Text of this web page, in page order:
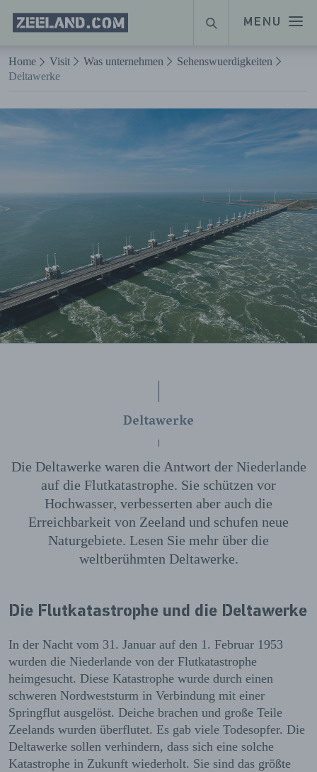
Naar hoofdinhoud
MENU
Homepage
Zeeland.com
SUCHE
Home Visit Was unternehmen
Sehenswuerdigkeiten
Deltawerke
Deltawerke
Die Deltawerke waren die Antwort der Niederlande
auf die Flutkatastrophe. Sie schützen vor
Hochwasser, verbesserten aber auch die
Erreichbarkeit von Zeeland und schufen neue
Naturgebiete. Lesen Sie mehr über die
weltberühmten Deltawerke.
Die Flutkatastrophe und die Deltawerke
In der Nacht vom 31. Januar auf den 1. Februar 1953
wurden die Niederlande von der Flutkatastrophe
heimgesucht. Diese Katastrophe wurde durch einen
schweren Nordweststurm in Verbindung mit einer
Springflut ausgelöst. Deiche brachen und große Teile
Zeelands wurden überflutet. Es gab viele Todesopfer. Die
Deltawerke sollen verhindern, dass sich eine solche
Katastrophe in Zukunft wiederholt. Sie sind das größte